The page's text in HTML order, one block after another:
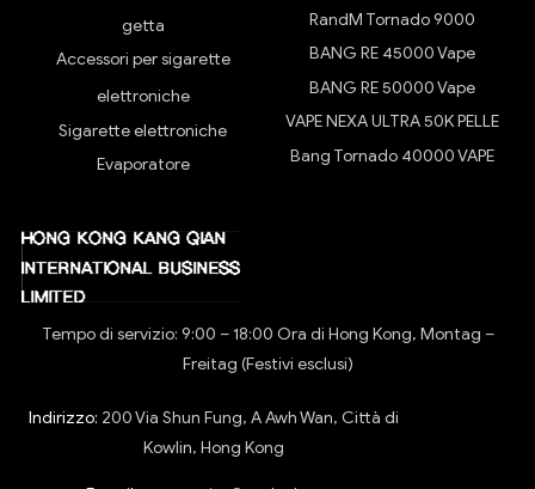
getta
Accessori per sigarette
elettroniche
Sigarette elettroniche
Evaporatore
RandM Tornado 9000
BANG RE 45000 Vape
BANG RE 50000 Vape
VAPE NEXA ULTRA 50K PELLE
Bang Tornado 40000 VAPE
Tempo di servizio: 9:00 – 18:00 Ora di Hong Kong, Montag –
Freitag (Festivi esclusi)
Indirizzo: 200 Via Shun Fung, A Awh Wan, Città di
Kowlin, Hong Kong